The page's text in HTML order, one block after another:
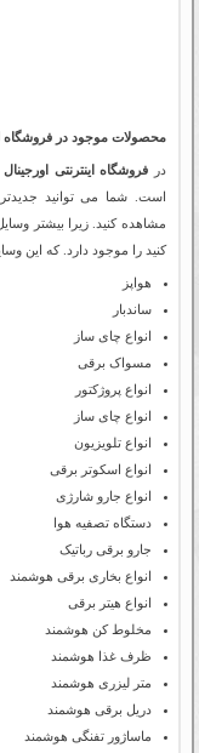
محصولات موجود در فروشگاه
در فروشگاه اینترنتی
است. شما می توانید
مشاهده کنید. زیرا بیشتر
کنید را موجود دارد. که این
هواپز
ساندبار
انواع چای ساز
مسواک برقی
انواع پروژکتور
انواع چای ساز
انواع تلویزیون
انواع اسکوتر برقی
انواع جارو شارژی
دستگاه تصفیه هوا
جارو برقی رباتیک
انواع بخاری برقی هوشمند
انواع هیتر برقی
مخلوط کن هوشمند
ظرف غذا هوشمند
متر لیزری هوشمند
دریل برقی هوشمند
ماساژور تفنگی هوشمند